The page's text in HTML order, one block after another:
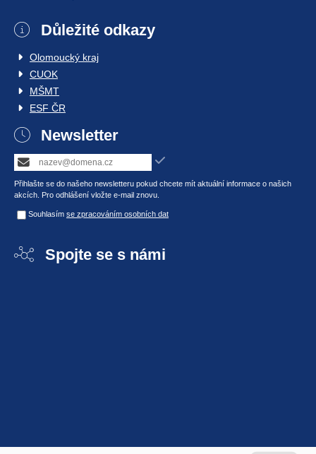
Důležité odkazy
Olomoucký kraj
CUOK
MŠMT
ESF ČR
Newsletter
Přihlašte se do našeho newsletteru pokud chcete mít aktuální informace o našich
akcích. Pro odhlášení vložte e-mail znovu.
Souhlasím se zpracováním osobních dat
Spojte se s námi